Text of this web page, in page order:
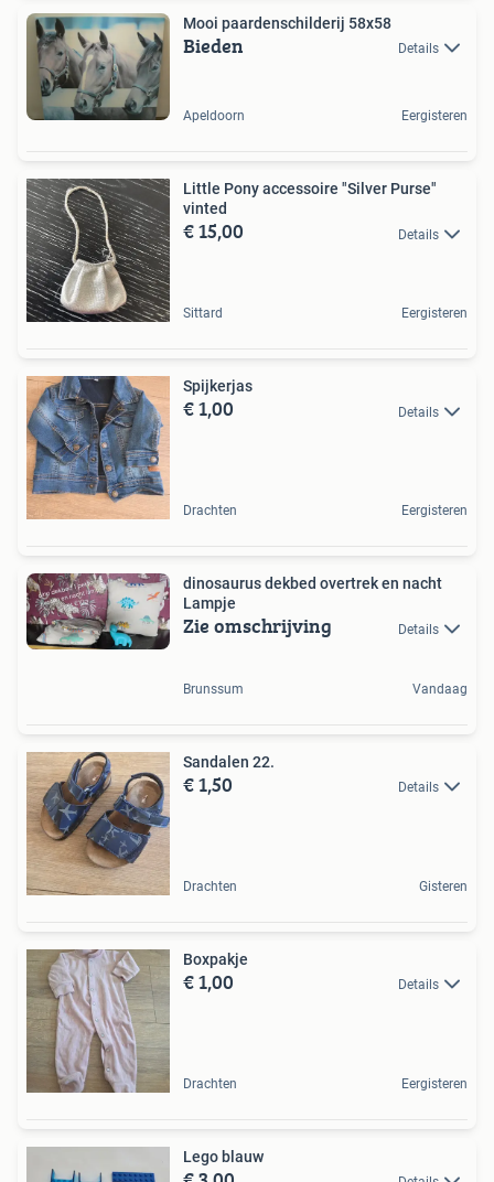
Mooi paardenschilderij 58x58
Bieden Details
Apeldoorn Eergisteren
Little Pony accessoire "Silver Purse"
vinted
€ 15,00 Details
Sittard Eergisteren
Spijkerjas
€ 1,00 Details
Drachten Eergisteren
dinosaurus dekbed overtrek en nacht
Lampje
Zie omschrijving Details
Brunssum Vandaag
Sandalen 22.
€ 1,50 Details
Drachten Gisteren
Boxpakje
€ 1,00 Details
Drachten Eergisteren
Lego blauw